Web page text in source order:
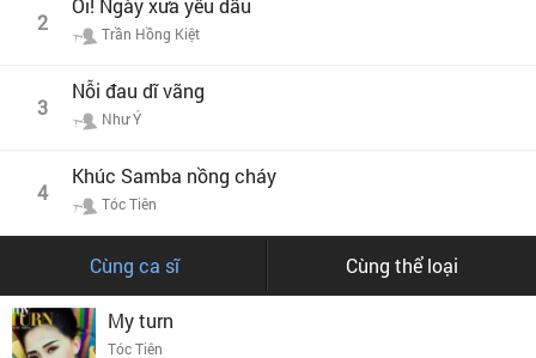
2
Ôi! Ngày xưa yêu dấu
Trần Hồng Kiệt
3
Nỗi đau dĩ vãng
Như Ý
4
Khúc Samba nồng cháy
Tóc Tiên
Cùng ca sĩ Cùng thể loại
My turn
Tóc Tiên